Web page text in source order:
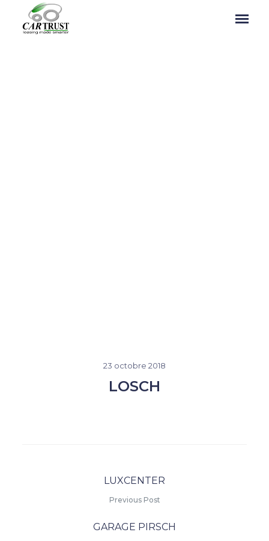
23 octobre 2018
LOSCH
LUXCENTER
Previous Post
GARAGE PIRSCH